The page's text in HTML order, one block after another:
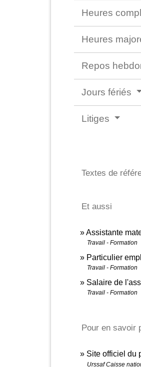
Heures
Heures
Repos
Jours fériés
Litiges
Textes de
Et aussi
Assistante
Travail - Formation
Particulier
Travail - Formation
Salaire de
Travail - Formation
Pour en savoir
Site officiel du
Urssaf Caisse